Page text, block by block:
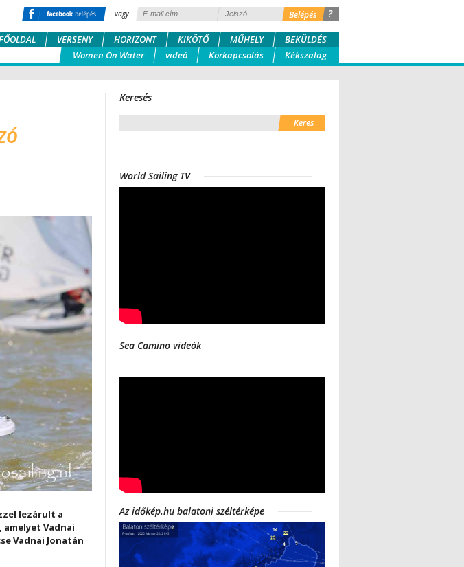
?
vagy
VERSENY HORIZONT KIKÖTŐ MŰHELY
BEKÜLDÉS
Women On Water
videó Körkapcsolás Kékszalag
lezárult a
Vadnai
Vadnai Jonatán
Keresés
World Sailing TV
Sea Camino videók
Az időkép.hu balatoni széltérképe